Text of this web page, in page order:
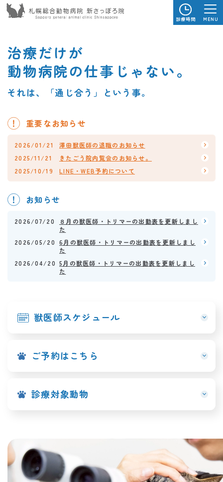
診療時間 MENU
治療だけが
動物病院の仕事じゃない。
それは、「通じ合う」という事。
重要なお知らせ
2026/01/21
澤田獣医師の退職のお知らせ
2025/11/21
きたごう院内覧会のお知らせ。
2025/10/19
LINE・WEB予約について
お知らせ
2026/07/20
８月の獣医師・トリマーの出勤表を更新しまし
た
2026/05/20 6月の獣医師・トリマーの出勤表を更新しまし
た
2026/04/20 5月の獣医師・トリマーの出勤表を更新しまし
た
獣医師スケジュール
ご予約はこちら
診療対象動物